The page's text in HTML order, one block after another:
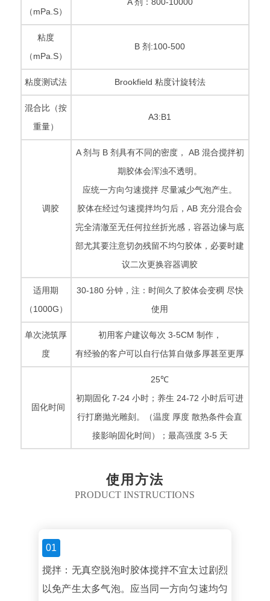
（mPa.S）
A 剂：800-10000
粘度
（mPa.S）
B 剂:100-500
粘度测试法 Brookfield 粘度计旋转法
混合比（按
重量）
A3:B1
调胶
A 剂与 B 剂具有不同的密度， AB 混合搅拌初
期胶体会浑浊不透明。
应统一方向匀速搅拌 尽量减少气泡产生。
胶体在经过匀速搅拌均匀后，AB 充分混合会
完全清澈至无任何拉丝折光感，容器边缘与底
部尤其要注意切勿残留不均匀胶体，必要时建
议二次更换容器调胶
适用期
（1000G）
30-180 分钟，注：时间久了胶体会变稠 尽快
使用
单次浇筑厚
度
初用客户建议每次 3-5CM 制作，
有经验的客户可以自行估算自做多厚甚至更厚
固化时间
25℃
初期固化 7-24 小时；养生 24-72 小时后可进
行打磨抛光雕刻。（温度 厚度 散热条件会直
接影响固化时间）；最高强度 3-5 天
使用方法
PRODUCT INSTRUCTIONS
01
搅拌：无真空脱泡时胶体搅拌不宜太过剧烈
以免产生太多气泡。应当同一方向匀速均匀